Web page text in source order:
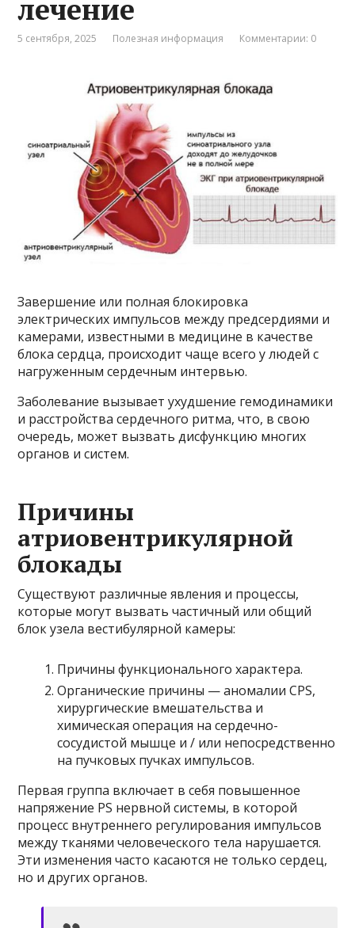
лечение
5 сентября, 2025 Полезная информация Комментарии: 0
Завершение или полная блокировка
электрических импульсов между предсердиями и
камерами, известными в медицине в качестве
блока сердца, происходит чаще всего у людей с
нагруженным сердечным интервью.
Заболевание вызывает ухудшение гемодинамики
и расстройства сердечного ритма, что, в свою
очередь, может вызвать дисфункцию многих
органов и систем.
Причины
атриовентрикулярной
блокады
Существуют различные явления и процессы,
которые могут вызвать частичный или общий
блок узела вестибулярной камеры:
Причины функционального характера.
Органические причины — аномалии CPS,
хирургические вмешательства и
химическая операция на сердечно-
сосудистой мышце и / или непосредственно
на пучковых пучках импульсов.
Первая группа включает в себя повышенное
напряжение PS нервной системы, в которой
процесс внутреннего регулирования импульсов
между тканями человеческого тела нарушается.
Эти изменения часто касаются не только сердец,
но и других органов.